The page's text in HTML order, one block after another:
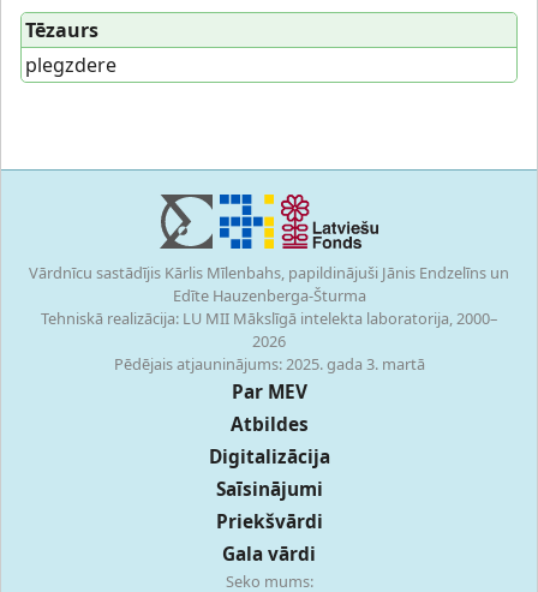
Tēzaurs
plegzdere
Vārdnīcu sastādījis Kārlis Mīlenbahs, papildinājuši Jānis Endzelīns un
Edīte Hauzenberga-Šturma
Tehniskā realizācija: LU MII Mākslīgā intelekta laboratorija, 2000–
2026
Pēdējais atjauninājums: 2025. gada 3. martā
Par MEV
Atbildes
Digitalizācija
Saīsinājumi
Priekšvārdi
Gala vārdi
Seko mums: